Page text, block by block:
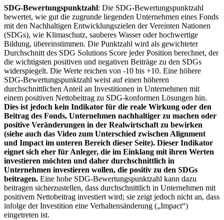
SDG-Bewertungspunktzahl: Die SDG-Bewertungspunktzahl
bewertet, wie gut die zugrunde liegenden Unternehmen eines Fonds
mit den Nachhaltigen Entwicklungszielen der Vereinten Nationen
(SDGs), wie Klimaschutz, sauberes Wasser oder hochwertige
Bildung, übereinstimmen. Die Punktzahl wird als gewichteter
Durchschnitt des SDG Solutions Score jeder Position berechnet, der
die wichtigsten positiven und negativen Beiträge zu den SDGs
widerspiegelt. Die Werte reichen von -10 bis +10. Eine höhere
SDG-Bewertungspunktzahl weist auf einen höheren
durchschnittlichen Anteil an Investitionen in Unternehmen mit
einem positiven Nettobeitrag zu SDG-konformen Lösungen hin.
Dies ist jedoch kein Indikator für die reale Wirkung oder den
Beitrag des Fonds, Unternehmen nachhaltiger zu machen oder
positive Veränderungen in der Realwirtschaft zu bewirken
(siehe auch das Video zum Unterschied zwischen Alignment
und Impact im unteren Bereich dieser Seite). Dieser Indikator
eignet sich eher für Anleger, die im Einklang mit ihren Werten
investieren möchten und daher durchschnittlich in
Unternehmen investieren wollen, die positiv zu den SDGs
beitragen. Eine hohe SDG-Bewertungspunktzahl kann dazu
beitragen sicherzustellen, dass durchschnittlich in Unternehmen mit
positivem Nettobeitrag investiert wird; sie zeigt jedoch nicht an, dass
infolge der Investition eine Verhaltensänderung („Impact“)
eingetreten ist.